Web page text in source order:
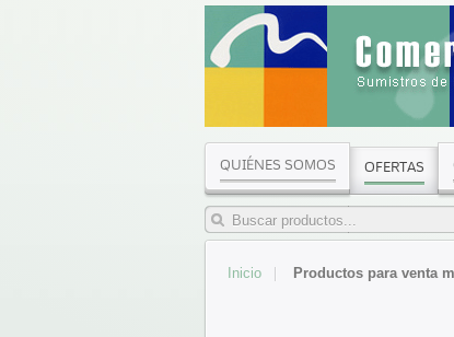
QUIÉNES SOMOS OFERTAS
Inicio Productos para venta